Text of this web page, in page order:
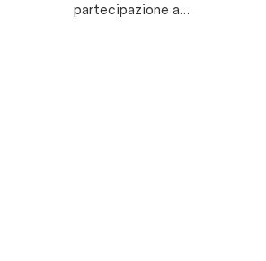
partecipazione a…